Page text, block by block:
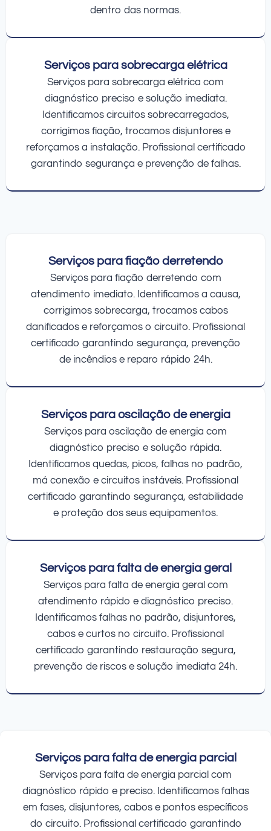
dentro das normas.
Serviços para sobrecarga elétrica
Serviços para sobrecarga elétrica com
diagnóstico preciso e solução imediata.
Identificamos circuitos sobrecarregados,
corrigimos fiação, trocamos disjuntores e
reforçamos a instalação. Profissional certificado
garantindo segurança e prevenção de falhas.
Serviços para fiação derretendo
Serviços para fiação derretendo com
atendimento imediato. Identificamos a causa,
corrigimos sobrecarga, trocamos cabos
danificados e reforçamos o circuito. Profissional
certificado garantindo segurança, prevenção
de incêndios e reparo rápido 24h.
Serviços para oscilação de energia
Serviços para oscilação de energia com
diagnóstico preciso e solução rápida.
Identificamos quedas, picos, falhas no padrão,
má conexão e circuitos instáveis. Profissional
certificado garantindo segurança, estabilidade
e proteção dos seus equipamentos.
Serviços para falta de energia geral
Serviços para falta de energia geral com
atendimento rápido e diagnóstico preciso.
Identificamos falhas no padrão, disjuntores,
cabos e curtos no circuito. Profissional
certificado garantindo restauração segura,
prevenção de riscos e solução imediata 24h.
Serviços para falta de energia parcial
Serviços para falta de energia parcial com
diagnóstico rápido e preciso. Identificamos falhas
em fases, disjuntores, cabos e pontos específicos
do circuito. Profissional certificado garantindo